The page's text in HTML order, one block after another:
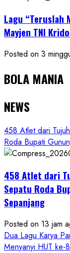
Lagu “Teruslah
Mayjen TNI
Posted on 3
BOLA MANIA
NEWS
458 Atlet dari
Roda Bupati
458 Atlet dari
Sepatu Roda
Sepanjang
Posted on 13 jam
Dua Lagu Karya
Menyanyi HUT ke-